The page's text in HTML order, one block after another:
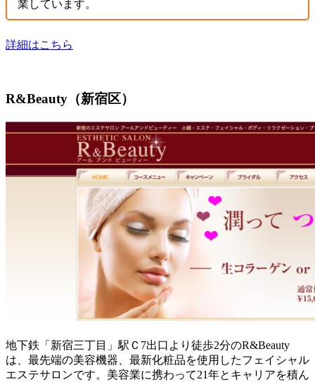
業しています。
詳細はこちら
R&Beauty（新宿区）
地下鉄「新宿三丁目」駅Ｃ7出口より徒歩2分のR&Beauty
は、最先端の美容機器、最新化粧品を使用したフェイシャル
エステサロンです。美容業に携わって21年とキャリアを積ん